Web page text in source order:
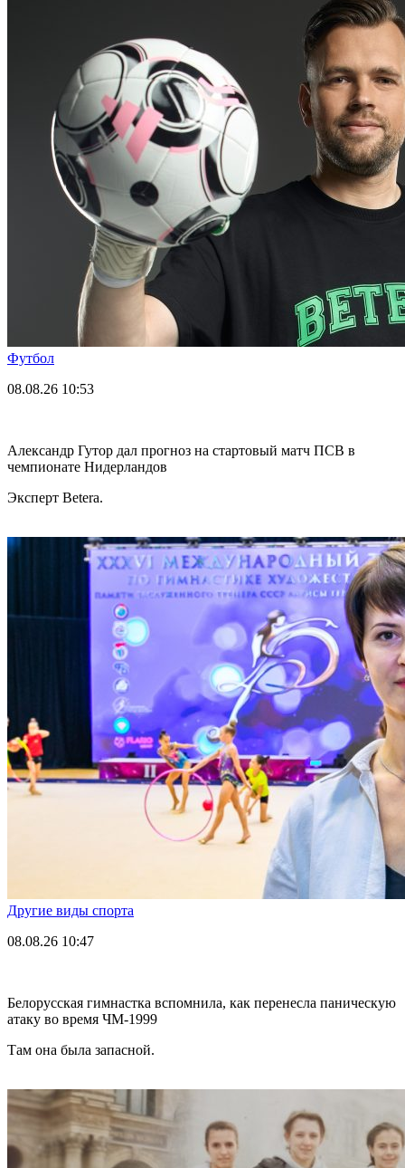
Футбол
08.08.26 10:53
Александр Гутор дал прогноз на стартовый матч ПСВ в
чемпионате Нидерландов
Эксперт Betera.
Другие виды спорта
08.08.26 10:47
Белорусская гимнастка вспомнила, как перенесла паническую
атаку во время ЧМ-1999
Там она была запасной.